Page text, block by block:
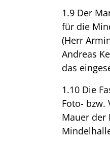
1.9 Der
für die
(Herr
Andreas
das
1.10 Die
Foto-
Mauer der